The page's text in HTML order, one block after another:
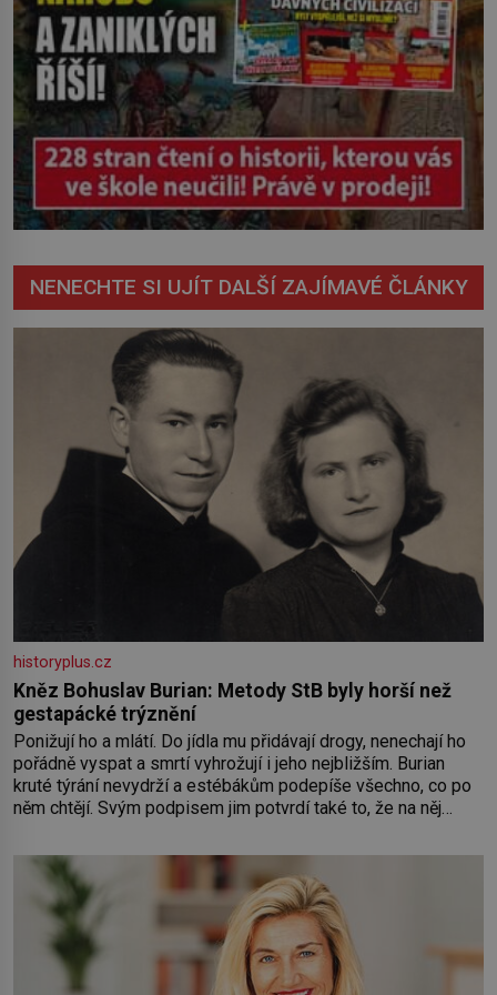
NENECHTE SI UJÍT DALŠÍ ZAJÍMAVÉ ČLÁNKY
historyplus.cz
Kněz Bohuslav Burian: Metody StB byly horší než
gestapácké trýznění
Ponižují ho a mlátí. Do jídla mu přidávají drogy, nenechají ho
pořádně vyspat a smrtí vyhrožují i jeho nejbližším. Burian
kruté týrání nevydrží a estébákům podepíše všechno, co po
něm chtějí. Svým podpisem jim potvrdí také to, že na něj
Syn brněnského řezníka chce být knězem a